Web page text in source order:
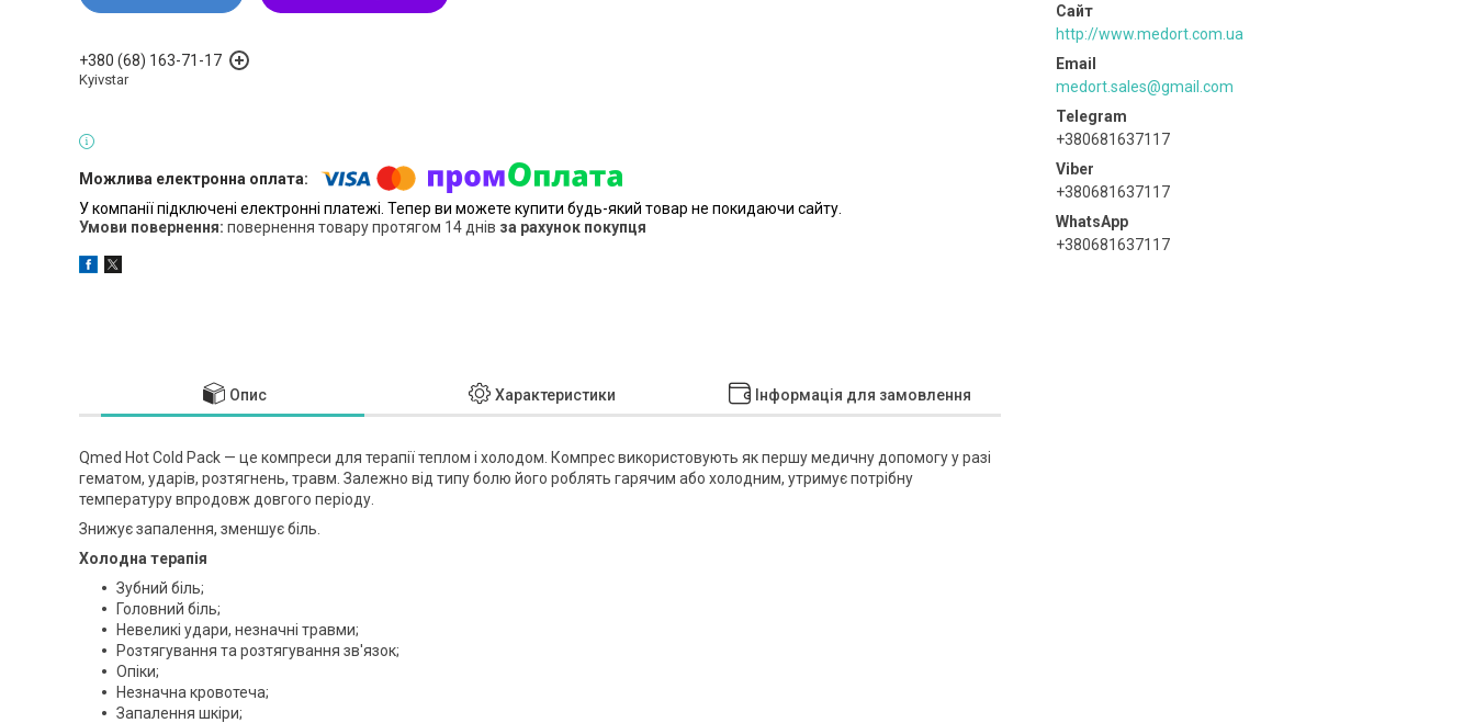
http://www.medort.com.ua
medort.sales@gmail.com
+380681637117
+380681637117
+380681637117
+380 (68) 163-71-17
Kyivstar
У компанії підключені електронні платежі. Тепер ви можете купити будь-який товар не покидаючи сайту.
повернення товару протягом 14 днів за рахунок покупця
Опис Характеристики Інформація для замовлення
Qmed Hot Cold Pack — це компреси для терапії теплом і холодом. Компрес використовують як першу медичну допомогу у разі
гематом, ударів, розтягнень, травм. Залежно від типу болю його роблять гарячим або холодним, утримує потрібну
температуру впродовж довгого періоду.
Знижує запалення, зменшує біль.
Холодна терапія
Зубний біль;
Головний біль;
Невеликі удари, незначні травми;
Розтягування та розтягування зв'язок;
Опіки;
Незначна кровотеча;
Запалення шкіри;